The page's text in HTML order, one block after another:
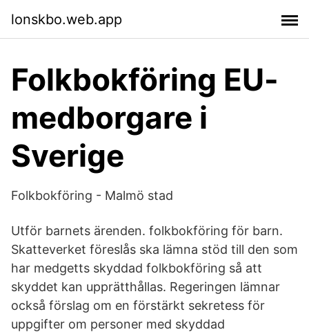
lonskbo.web.app
Folkbokföring EU-
medborgare i
Sverige
Folkbokföring - Malmö stad
Utför barnets ärenden. folkbokföring för barn.
Skatteverket föreslås ska lämna stöd till den som
har medgetts skyddad folkbokföring så att
skyddet kan upprätthållas. Regeringen lämnar
också förslag om en förstärkt sekretess för
uppgifter om personer med skyddad